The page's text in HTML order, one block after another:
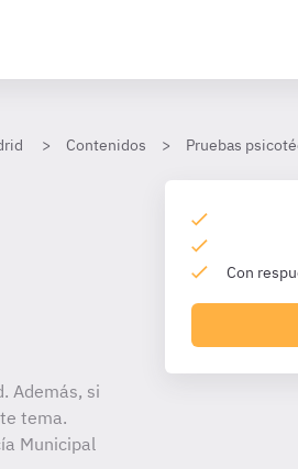
Contenidos Pruebas
Además, si
tema.
Municipal
Con